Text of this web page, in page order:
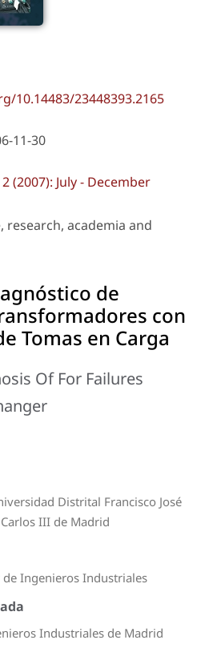
10.14483/23448393.2165
11-30
(2007): July - December
research, academia and
de
con
Tomas en Carga
Of For Failures
Distrital Francisco José
III de Madrid
de Ingenieros Industriales
Industriales de Madrid